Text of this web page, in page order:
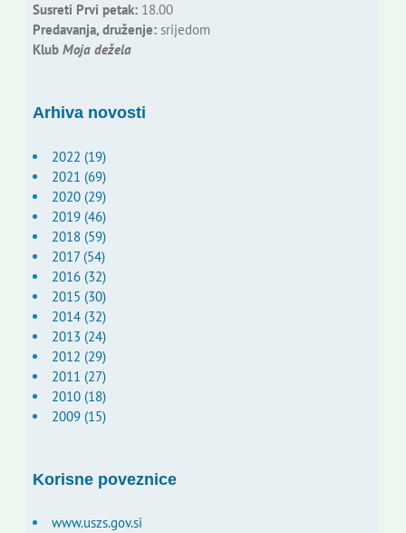
Susreti Prvi petak:18.00
Predavanja, druženje:srijedom
Klub Moja dežela
Arhiva novosti
2022 (19)
2021 (69)
2020 (29)
2019 (46)
2018 (59)
2017 (54)
2016 (32)
2015 (30)
2014 (32)
2013 (24)
2012 (29)
2011 (27)
2010 (18)
2009 (15)
Korisne poveznice
www.uszs.gov.si